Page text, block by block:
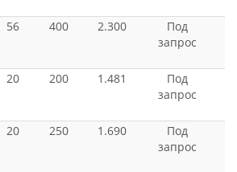
56 400 2.300
Под
запрос
20 200 1.481
Под
запрос
20 250 1.690
Под
запрос